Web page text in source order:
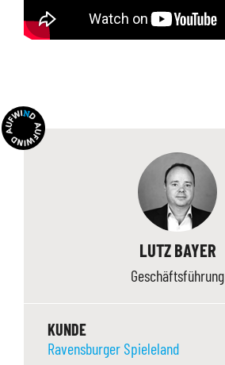
KUNDE
Ravensburger Spieleland
LUTZ BAYER
Geschäftsführung